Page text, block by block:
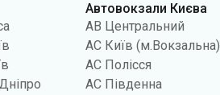
Автовокзали Києва
АВ Центральний
АС Київ (м.Вокзальна)
АС Полісся
АС Південна